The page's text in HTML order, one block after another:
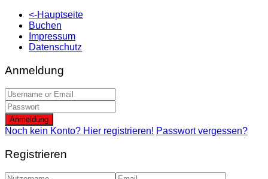
<-Hauptseite
Buchen
Impressum
Datenschutz
Anmeldung
Anmeldung
Noch kein Konto? Hier registrieren! Passwort vergessen?
Registrieren